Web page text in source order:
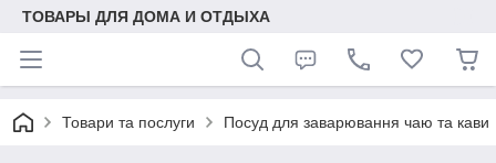
ТОВАРЫ ДЛЯ ДОМА И ОТДЫХА
Товари та послуги Посуд для заварювання чаю та кави